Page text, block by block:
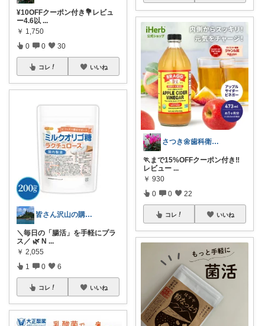
¥10OFFクーポン付き💐レビュ
ー4.6以 ...
￥ 1,750
0 0 30
コレ いいね
皆さん沢山の購入ありがとうございます😊
＼毎日の「腸活」を手軽にプラ
ス／ 🌿 N ...
￥ 2,055
1 0 6
コレ いいね
さつき🌼歯科衛生士🌈経由購入🙇
🏃まで15%OFFクーポン付き‼️
レビュー ...
￥ 930
0 0 22
コレ いいね